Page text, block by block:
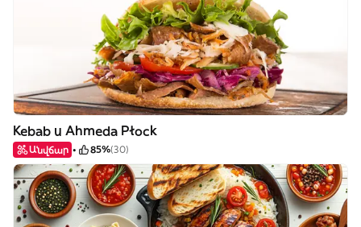
Kebab u Ahmeda Płock
Անվճար 85%(30)